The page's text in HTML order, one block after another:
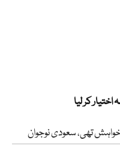
اختیار کر لیا
تھی، سعودی نوجوان